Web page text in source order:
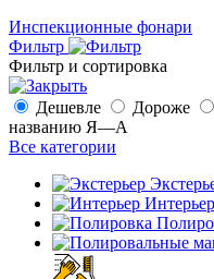
Инспекционные фонари
Фильтр
Фильтр и сортировка
Дешевле Дороже
названию Я—А
Все категории
Интерьер